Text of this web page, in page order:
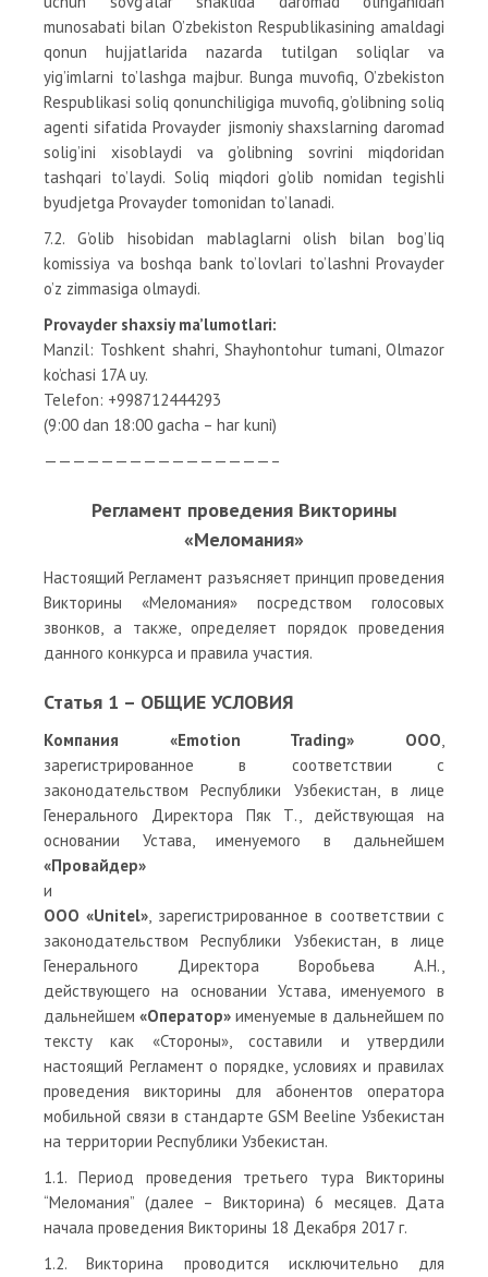
munosabati bilan O’zbekiston Respublikasining amaldagi
qonun hujjatlarida nazarda tutilgan soliqlar va
yig’imlarni to’lashga majbur. Bunga muvofiq, O’zbekiston
Respublikasi soliq qonunchiligiga muvofiq, g’olibning soliq
agenti sifatida Provayder jismoniy shaxslarning daromad
solig’ini xisoblaydi va g’olibning sovrini miqdoridan
tashqari to’laydi. Soliq miqdori g’olib nomidan tegishli
byudjetga Provayder tomonidan to’lanadi.
7.2. G’olib hisobidan mablaglarni olish bilan bog’liq
komissiya va boshqa bank to’lovlari to’lashni Provayder
o’z zimmasiga olmaydi.
Provayder shaxsiy ma’lumotlari:
Manzil: Toshkent shahri, Shayhontohur tumani, Olmazor
ko’chasi 17A uy.
Telefon: +998712444293
(9:00 dan 18:00 gacha – har kuni)
————————————————–
Регламент проведения Викторины
«Меломания»
Настоящий Регламент разъясняет принцип проведения
Викторины «Меломания» посредством голосовых
звонков, а также, определяет порядок проведения
данного конкурса и правила участия.
Статья 1 – ОБЩИЕ УСЛОВИЯ
Компания «Emotion Trading» ООО,
зарегистрированное в соответствии с
законодательством Республики Узбекистан, в лице
Генерального Директора Пяк Т., действующая на
основании Устава, именуемого в дальнейшем
«Провайдер»
и
ООО «Unitel», зарегистрированное в соответствии с
законодательством Республики Узбекистан, в лице
Генерального Директора Воробьева А.Н.,
действующего на основании Устава, именуемого в
дальнейшем «Оператор» именуемые в дальнейшем по
тексту как «Стороны», составили и утвердили
настоящий Регламент о порядке, условиях и правилах
проведения викторины для абонентов оператора
мобильной связи в стандарте GSM Beeline Узбекистан
на территории Республики Узбекистан.
1.1. Период проведения третьего тура Викторины
“Меломания” (далее – Викторина) 6 месяцев. Дата
начала проведения Викторины 18 Декабря 2017 г.
1.2. Викторина проводится исключительно для